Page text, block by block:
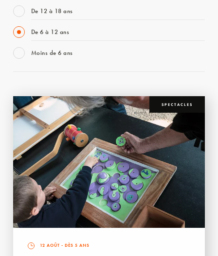
De 12 à 18 ans
De 6 à 12 ans
Moins de 6 ans
SPECTACLES
12 AOÛT - DÈS 5 ANS